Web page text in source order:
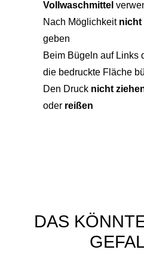
Vollwaschmittel
Nach Möglichkeit nicht
geben
Beim Bügeln auf Links
die bedruckte Fläche
Den Druck nicht
oder reißen
DAS